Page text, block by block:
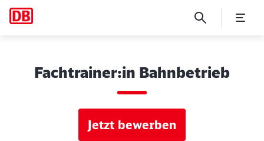
Fachtrainer:in Bahnbetrieb
Jetzt bewerben